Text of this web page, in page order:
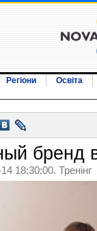
Регіони
Освіта
бренд
18:30:00. Тренінг